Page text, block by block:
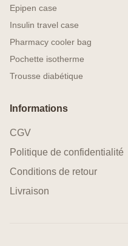
Epipen case
Insulin travel case
Pharmacy cooler bag
Pochette isotherme
Trousse diabétique
Informations
CGV
Politique de confidentialité
Conditions de retour
Livraison